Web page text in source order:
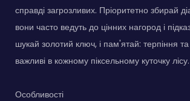
справді загрозливих. Пріоритетно збирай
вони часто ведуть до цінних нагород і
шукай золотий ключ, і пам'ятай: терпіння
важливі в кожному піксельному куточку лісу.
Особливості